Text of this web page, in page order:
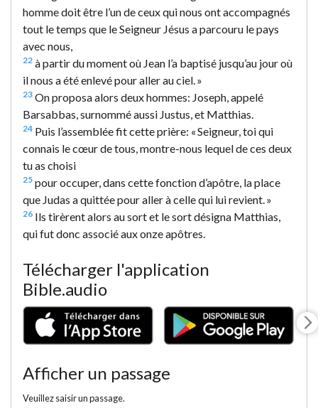
homme doit être l’un de ceux qui nous ont accompagnés
tout le temps que le Seigneur Jésus a parcouru le pays
avec nous,
22 à partir du moment où Jean l’a baptisé jusqu’au jour où
il nous a été enlevé pour aller au ciel. »
23 On proposa alors deux hommes: Joseph, appelé
Barsabbas, surnommé aussi Justus, et Matthias.
24 Puis l’assemblée fit cette prière: « Seigneur, toi qui
connais le cœur de tous, montre-nous lequel de ces deux
tu as choisi
25 pour occuper, dans cette fonction d’apôtre, la place
que Judas a quittée pour aller à celle qui lui revient. »
26 Ils tirèrent alors au sort et le sort désigna Matthias,
qui fut donc associé aux onze apôtres.
Télécharger l'application
Bible.audio
Afficher un passage
Veuillez saisir un passage.